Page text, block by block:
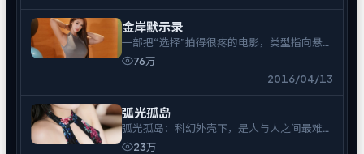
金岸默示录
一部把“选择”拍得很疼的电影，类型指向悬
疑。76万
2016/04/13
弧光孤岛
弧光孤岛：科幻外壳下，是人与人之间最难拆
的结。
23万